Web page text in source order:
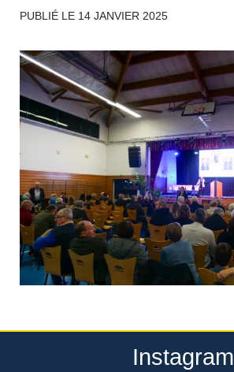
PUBLIÉ LE 14 JANVIER 2025
Instagram